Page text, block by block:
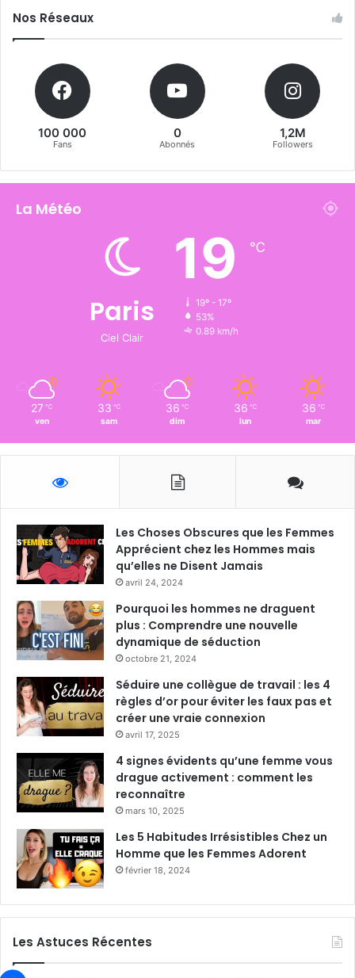
Nos Réseaux
100 000
Fans
0
Abonnés
1,2M
Followers
La Météo
Paris
Ciel Clair
19 ℃
19º - 17º
53%
0.89 km/h
27 ℃
ven
33 ℃
sam
36 ℃
dim
36 ℃
lun
36 ℃
mar
Les Choses Obscures que les Femmes
Apprécient chez les Hommes mais
qu’elles ne Disent Jamais
avril 24, 2024
Pourquoi les hommes ne draguent
plus : Comprendre une nouvelle
dynamique de séduction
octobre 21, 2024
Séduire une collègue de travail : les 4
règles d’or pour éviter les faux pas et
créer une vraie connexion
avril 17, 2025
4 signes évidents qu’une femme vous
drague activement : comment les
reconnaître
mars 10, 2025
Les 5 Habitudes Irrésistibles Chez un
Homme que les Femmes Adorent
février 18, 2024
Les Astuces Récentes